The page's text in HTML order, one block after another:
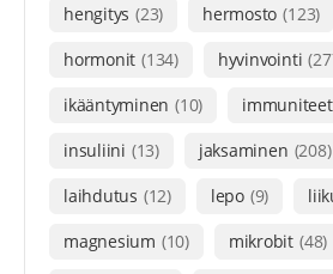
hengitys (23) hermosto (123)
hormonit (134) hyvinvointi
ikääntyminen (10)
insuliini (13) jaksaminen (208)
laihdutus (12) lepo (9)
magnesium (10) mikrobit (48)